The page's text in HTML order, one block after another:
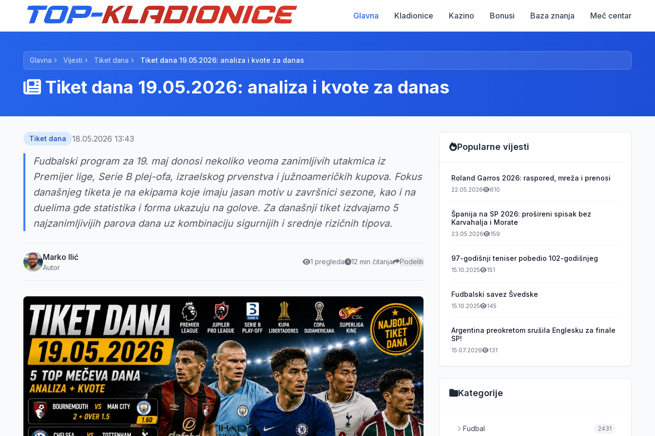
Glavna Kladionice Kazino Bonusi Baza znanja Meč centar
Glavna Vijesti Tiket dana Tiket dana 19.05.2026: analiza i kvote za danas
Tiket dana 19.05.2026: analiza i kvote za danas
Tiket dana 18.05.2026 13:43
Fudbalski program za 19. maj donosi nekoliko veoma zanimljivih utakmica iz
Premijer lige, Serie B plej-ofa, izraelskog prvenstva i južnoameričkih kupova. Fokus
današnjeg tiketa je na ekipama koje imaju jasan motiv u završnici sezone, kao i na
duelima gde statistika i forma ukazuju na golove. Za današnji tiket izdvajamo 5
najzanimljivijih parova dana uz kombinaciju sigurnijih i srednje rizičnih tipova.
Marko Ilić
Autor
1 pregleda 12 min čitanja Podeliti
Popularne vijesti
Roland Garros 2026: raspored, mreža i prenosi
22.05.2026 610
Španija na SP 2026: prošireni spisak bez
Karvahalja i Morate
23.05.2026 159
97-godišnji teniser pobedio 102-godišnjeg
15.10.2025 151
Fudbalski savez Švedske
15.10.2025 145
Argentina preokretom srušila Englesku za finale
SP!
15.07.2026 131
Kategorije
Fudbal 2431